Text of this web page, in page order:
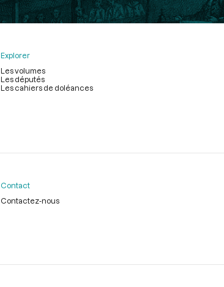
Explorer
Les volumes
Les députés
Les cahiers de doléances
Contact
Contactez-nous